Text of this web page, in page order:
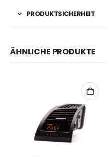
PRODUKTSICHERHEIT
ÄHNLICHE PRODUKTE